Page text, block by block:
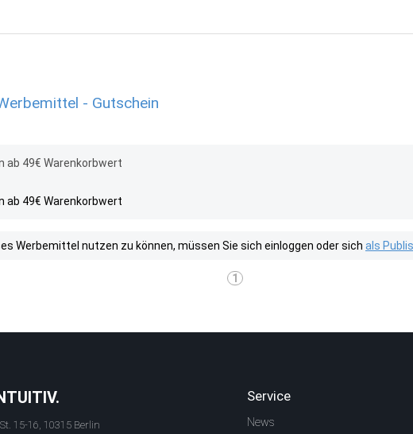
- Gutschein
ab 49€ Warenkorbwert
ab 49€ Warenkorbwert
Werbemittel nutzen zu können, müssen Sie sich einloggen oder sich als
1
15-16, 10315 Berlin
Service
News